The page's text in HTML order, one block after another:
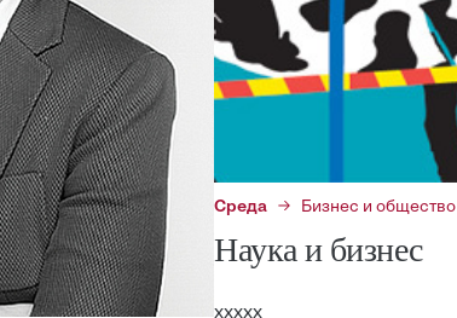
Среда Бизнес и общество
Наука и бизнес
ххххх